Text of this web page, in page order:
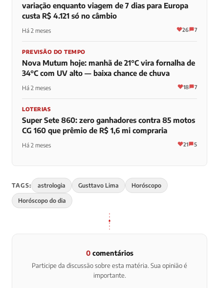
variação enquanto viagem de 7 dias para Europa
custa R$ 4.121 só no câmbio
Há 2 meses 26 7
PREVISÃO DO TEMPO
Nova Mutum hoje: manhã de 21°C vira fornalha de
34°C com UV alto — baixa chance de chuva
Há 2 meses 18 7
LOTERIAS
Super Sete 860: zero ganhadores contra 85 motos
CG 160 que prêmio de R$ 1,6 mi compraria
Há 2 meses 21 5
TAGS: astrologia Gusttavo Lima Horóscopo
Horóscopo do dia
0comentários
Participe da discussão sobre esta matéria. Sua opinião é
importante.